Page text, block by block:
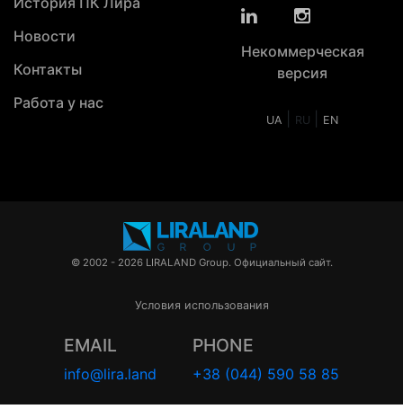
Новости
Контакты
Работа у нас
Некоммерческая
версия
UA RU EN
© 2002 - 2026 LIRALAND Group. Официальный сайт.
Условия использования
EMAIL
info@lira.land
PHONE
+38 (044) 590 58 85